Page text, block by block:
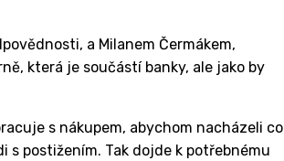
a Milanem Čermákem,
která je součástí banky, ale jako by
s nákupem, abychom nacházeli co
postižením. Tak dojde k potřebnému